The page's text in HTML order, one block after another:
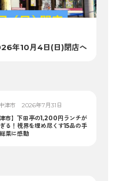
年10月4日(日)閉店へ
津市
2026年7月31日
津市】下田亭の1,200円ランチが
る！視界を埋め尽くす15品の手
菜に感動